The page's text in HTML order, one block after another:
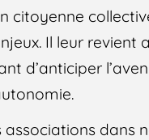
citoyenne
Il leur revient
d’anticiper
associations dans